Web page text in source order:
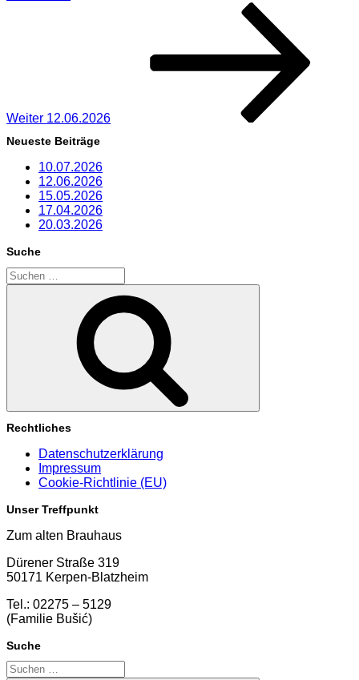
Weiter 12.06.2026
Neueste Beiträge
10.07.2026
12.06.2026
15.05.2026
17.04.2026
20.03.2026
Suche
Suchen
nach:
Rechtliches
Datenschutzerklärung
Impressum
Cookie-Richtlinie (EU)
Unser Treffpunkt
Zum alten Brauhaus
Dürener Straße 319
50171 Kerpen-Blatzheim
Tel.: 02275 – 5129
(Familie Bušić)
Suche
Suchen